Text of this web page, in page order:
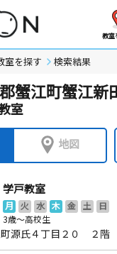
教室
室を探す 検索結果
蟹江町蟹江新
室
地図
学戸教室
月 火 水 木 金 土
日
3歳～高校生
町源氏４丁目２０ ２階